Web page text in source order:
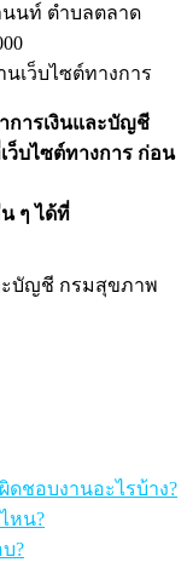
นท์ ตำบลตลาด
เว็บไซต์ทางการ
การเงินและบัญชี
ว็บไซต์ทางการ ก่อน
ๆ ได้ที่
ชอบงานอะไรบ้าง?
หน?
?